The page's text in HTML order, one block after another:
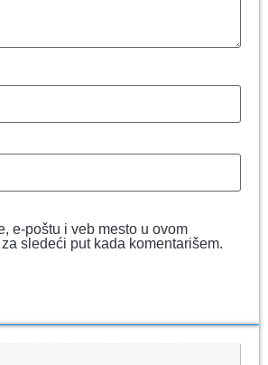
e-poštu i veb mesto u ovom
sledeći put kada komentarišem.